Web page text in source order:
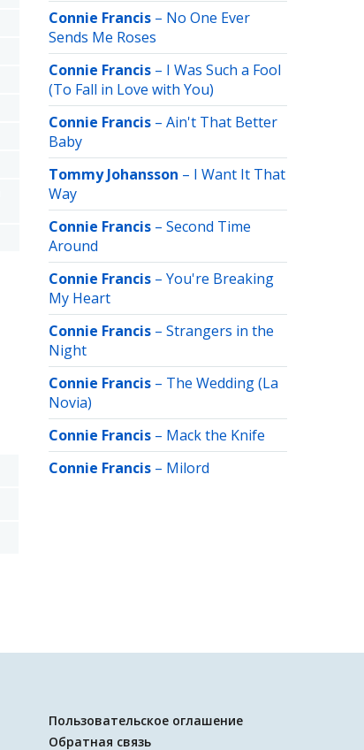
Connie Francis – No One Ever
Sends Me Roses
Connie Francis – I Was Such a Fool
(To Fall in Love with You)
Connie Francis – Ain't That Better
Baby
Tommy Johansson – I Want It That
Way
Connie Francis – Second Time
Around
Connie Francis – You're Breaking
My Heart
Connie Francis – Strangers in the
Night
Connie Francis – The Wedding (La
Novia)
Connie Francis – Mack the Knife
Connie Francis – Milord
Пользовательское оглашение
Обратная связь